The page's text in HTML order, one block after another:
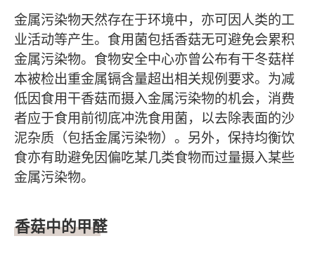
金属污染物天然存在于环境中，亦可因人类的工
业活动等产生。食用菌包括香菇无可避免会累积
金属污染物。食物安全中心亦曾公布有干冬菇样
本被检出重金属镉含量超出相关规例要求。为减
低因食用干香菇而摄入金属污染物的机会，消费
者应于食用前彻底冲洗食用菌，以去除表面的沙
泥杂质（包括金属污染物）。另外，保持均衡饮
食亦有助避免因偏吃某几类食物而过量摄入某些
金属污染物。
香菇中的甲醛